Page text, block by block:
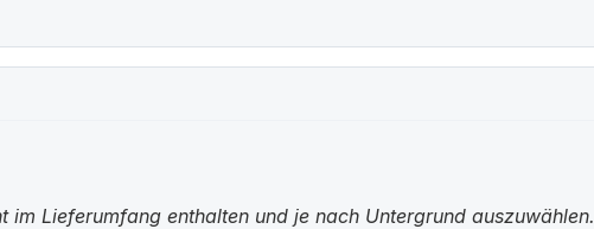
Lieferumfang enthalten und je nach Untergrund auszuwählen.